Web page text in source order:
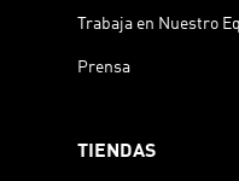
Trabaja en Nuestro
Prensa
TIENDAS